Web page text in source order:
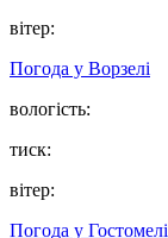
вітер:
Погода у Ворзелі
вологість:
тиск:
вітер:
Погода у Гостомелі